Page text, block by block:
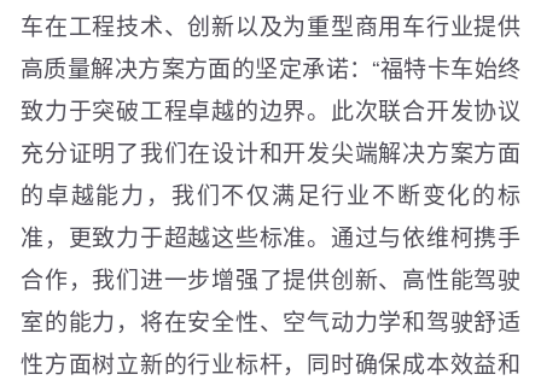
车在工程技术、创新以及为重型商用车行业提供
高质量解决方案方面的坚定承诺：“福特卡车始终
致力于突破工程卓越的边界。此次联合开发协议
充分证明了我们在设计和开发尖端解决方案方面
的卓越能力，我们不仅满足行业不断变化的标
准，更致力于超越这些标准。通过与依维柯携手
合作，我们进一步增强了提供创新、高性能驾驶
室的能力，将在安全性、空气动力学和驾驶舒适
性方面树立新的行业标杆，同时确保成本效益和